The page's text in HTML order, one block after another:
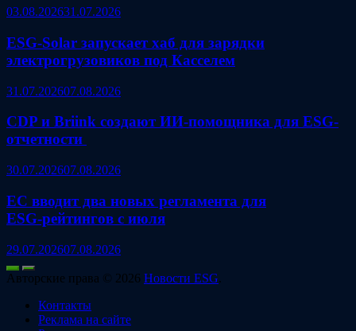
03.08.202631.07.2026
ESG‑Solar запускает хаб для зарядки
электрогрузовиков под Касселем
31.07.202607.08.2026
CDP и Briink создают ИИ‑помощника для ESG-
отчетности
30.07.202607.08.2026
ЕС вводит два новых регламента для
ESG‑рейтингов с июля
29.07.202607.08.2026
Авторские права © 2026 Новости ESG.
Контакты
Реклама на сайте